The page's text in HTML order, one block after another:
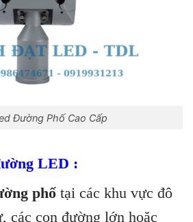
Đường Phố Cao Cấp
LED :
phốtại các khu vực đô
các con đường lớn hoặc